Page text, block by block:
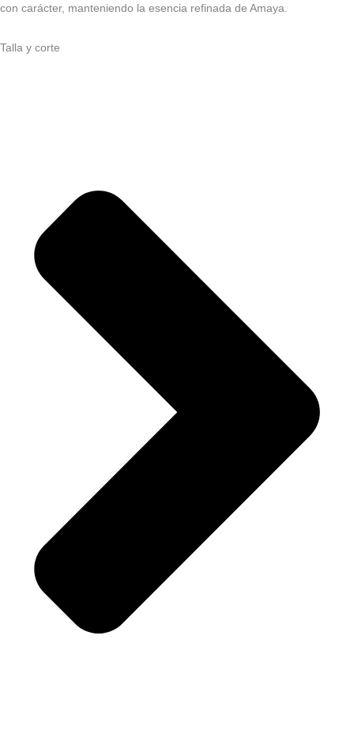
con carácter, manteniendo la esencia refinada de Amaya.
Talla y corte